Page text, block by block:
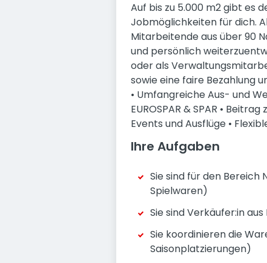
Auf bis zu 5.000 m2 gibt es
Jobmöglichkeiten für dich.
Mitarbeitende aus über 90
und persönlich
oder als
sowie eine faire Bezahlung
• Umfangreiche Aus- und
EUROSPAR & SPAR •
Events und Ausflüge •
Ihre Aufgaben
Sie sind für den
Spielwaren)
Sie sind Verkäufer:in
Sie koordinieren die
Saisonplatzierungen)